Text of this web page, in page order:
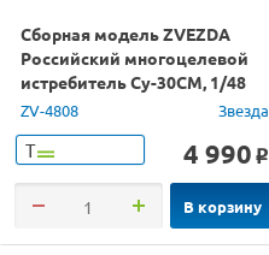
Сборная модель ZVEZDA
Российский многоцелевой
истребитель Су-30СМ, 1/48
ZV-4808 Звезда
Т 4 990 o
В корзину